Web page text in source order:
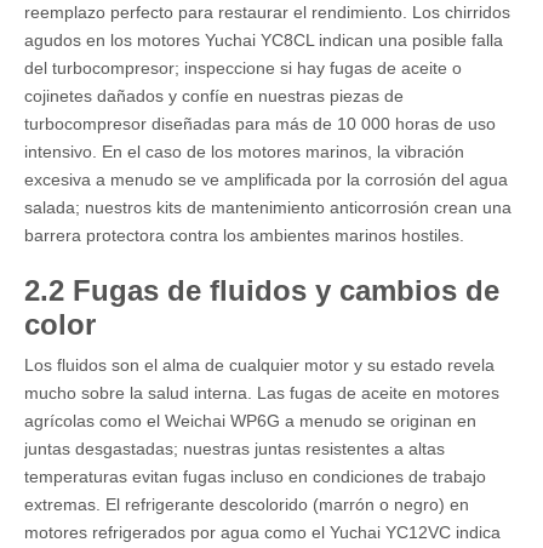
reemplazo perfecto para restaurar el rendimiento. Los chirridos
agudos en los motores Yuchai YC8CL indican una posible falla
del turbocompresor; inspeccione si hay fugas de aceite o
cojinetes dañados y confíe en nuestras piezas de
turbocompresor diseñadas para más de 10 000 horas de uso
intensivo. En el caso de los motores marinos, la vibración
excesiva a menudo se ve amplificada por la corrosión del agua
salada; nuestros kits de mantenimiento anticorrosión crean una
barrera protectora contra los ambientes marinos hostiles.
2.2 Fugas de fluidos y cambios de
color
Los fluidos son el alma de cualquier motor y su estado revela
mucho sobre la salud interna. Las fugas de aceite en motores
agrícolas como el Weichai WP6G a menudo se originan en
juntas desgastadas; nuestras juntas resistentes a altas
temperaturas evitan fugas incluso en condiciones de trabajo
extremas. El refrigerante descolorido (marrón o negro) en
motores refrigerados por agua como el Yuchai YC12VC indica